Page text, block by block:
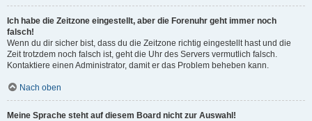
Ich habe die Zeitzone eingestellt, aber die Forenuhr geht immer noch
falsch!
Wenn du dir sicher bist, dass du die Zeitzone richtig eingestellt hast und die
Zeit trotzdem noch falsch ist, geht die Uhr des Servers vermutlich falsch.
Kontaktiere einen Administrator, damit er das Problem beheben kann.
Nach oben
Meine Sprache steht auf diesem Board nicht zur Auswahl!